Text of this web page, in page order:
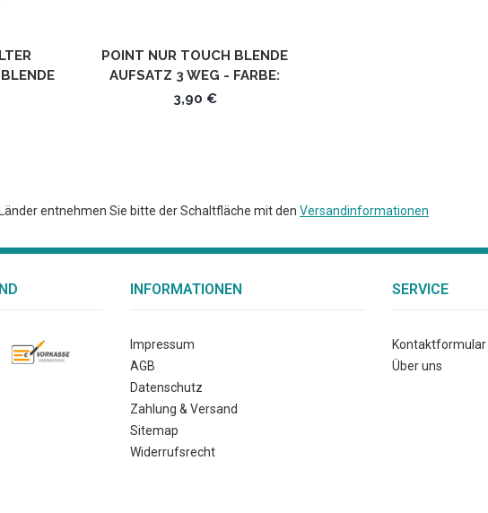
1
POINT NUR TOUCH BLENDE
AUFSATZ 3 WEG - FARBE:
SCHWARZ
3,90 €
entnehmen Sie bitte der Schaltfläche mit den Versandinformationen
INFORMATIONEN
Impressum
AGB
Datenschutz
Zahlung & Versand
Sitemap
Widerrufsrecht
SERVICE
Kontaktformular
Über uns